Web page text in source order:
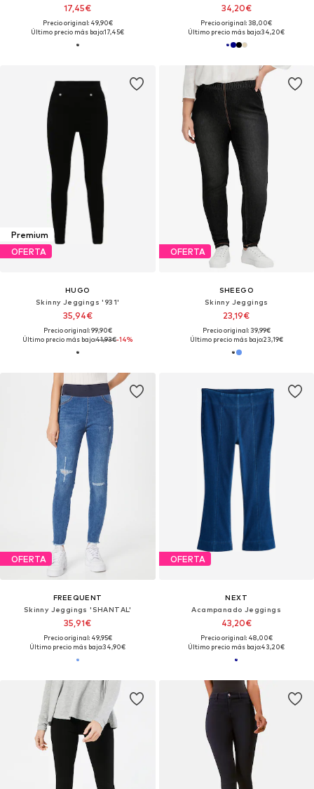
17,45€
Precio original: 49,90€
Último precio más bajo:17,45€
34,20€
Precio original: 38,00€
Último precio más bajo:34,20€
Premium
OFERTA
HUGO
Skinny Jeggings '931'
35,94€
Precio original: 99,90€
Último precio más bajo:41,93€-14%
OFERTA
SHEEGO
Skinny Jeggings
23,19€
Precio original: 39,99€
Último precio más bajo:23,19€
OFERTA
FREEQUENT
Skinny Jeggings 'SHANTAL'
35,91€
Precio original: 49,95€
Último precio más bajo:34,90€
OFERTA
NEXT
Acampanado Jeggings
43,20€
Precio original: 48,00€
Último precio más bajo:43,20€